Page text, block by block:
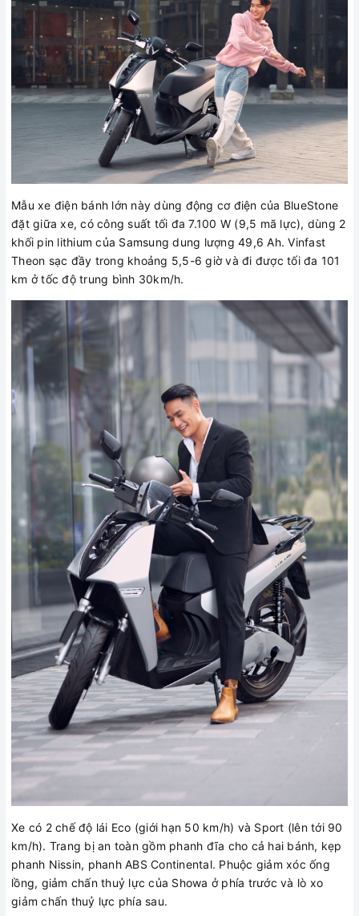
Mẫu xe điện bánh lớn này dùng động cơ điện của BlueStone
đặt giữa xe, có công suất tối đa 7.100 W (9,5 mã lực), dùng 2
khối pin lithium của Samsung dung lượng 49,6 Ah. Vinfast
Theon sạc đầy trong khoảng 5,5-6 giờ và đi được tối đa 101
km ở tốc độ trung bình 30km/h.
Xe có 2 chế độ lái Eco (giới hạn 50 km/h) và Sport (lên tới 90
km/h). Trang bị an toàn gồm phanh đĩa cho cả hai bánh, kẹp
phanh Nissin, phanh ABS Continental. Phuộc giảm xóc ống
lồng, giảm chấn thuỷ lực của Showa ở phía trước và lò xo
giảm chấn thuỷ lực phía sau.